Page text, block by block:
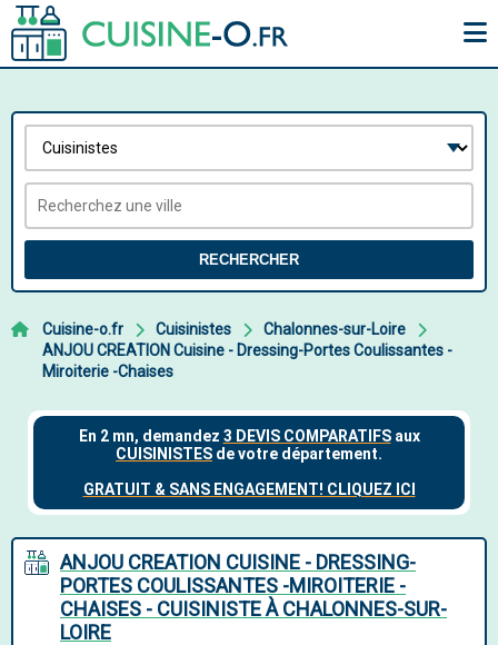
RECHERCHER
Cuisine-o.fr Cuisinistes
Chalonnes-sur-Loire
ANJOU CREATION Cuisine - Dressing-Portes Coulissantes -
Miroiterie -Chaises
ANJOU CREATION CUISINE - DRESSING-
PORTES COULISSANTES -MIROITERIE -
CHAISES - CUISINISTE À CHALONNES-SUR-
LOIRE